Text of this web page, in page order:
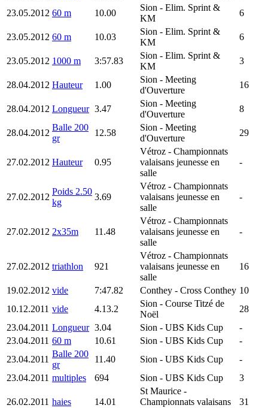
23.05.2012 60 m 10.00
Sion - Elim. Sprint &
KM
6
23.05.2012 60 m 10.03
Sion - Elim. Sprint &
KM
6
23.05.2012 1000 m 3:57.83
Sion - Elim. Sprint &
KM
3
28.04.2012 Hauteur 1.00
Sion - Meeting
d'Ouverture
16
28.04.2012 Longueur 3.47
Sion - Meeting
d'Ouverture
8
28.04.2012
Balle 200
gr
12.58
Sion - Meeting
d'Ouverture
29
27.02.2012 Hauteur 0.95
Vétroz - Championnats
valaisans jeunesse en
salle
-
27.02.2012
Poids 2.50
kg
3.69
Vétroz - Championnats
valaisans jeunesse en
salle
-
27.02.2012 2x35m 11.48
Vétroz - Championnats
valaisans jeunesse en
salle
-
27.02.2012 triathlon 921
Vétroz - Championnats
valaisans jeunesse en
salle
16
19.02.2012 vide 7:47.82 Conthey - Cross Conthey 10
10.12.2011 vide 4.13.2
Sion - Course Titzé de
Noël
28
23.04.2011 Longueur 3.04 Sion - UBS Kids Cup
-
23.04.2011 60 m 10.61 Sion - UBS Kids Cup
-
23.04.2011
Balle 200
gr
11.40 Sion - UBS Kids Cup
-
23.04.2011 multiples 694 Sion - UBS Kids Cup 3
26.02.2011 haies 14.01
St Maurice -
Championnats valaisans
31